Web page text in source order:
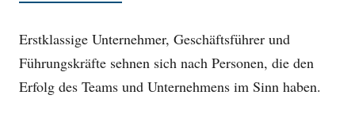
Erstklassige Unternehmer, Geschäftsführer und
Führungskräfte sehnen sich nach Personen, die den
Erfolg des Teams und Unternehmens im Sinn haben.